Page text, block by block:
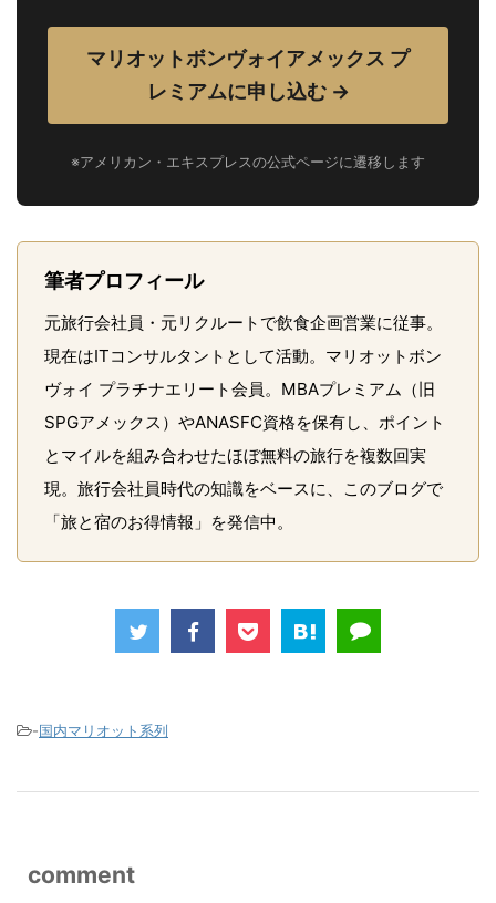
マリオットボンヴォイアメックス プ
レミアムに申し込む →
※アメリカン・エキスプレスの公式ページに遷移します
筆者プロフィール
元旅行会社員・元リクルートで飲食企画営業に従事。
現在はITコンサルタントとして活動。マリオットボン
ヴォイ プラチナエリート会員。MBAプレミアム（旧
SPGアメックス）やANASFC資格を保有し、ポイント
とマイルを組み合わせたほぼ無料の旅行を複数回実
現。旅行会社員時代の知識をベースに、このブログで
「旅と宿のお得情報」を発信中。
-国内マリオット系列
comment